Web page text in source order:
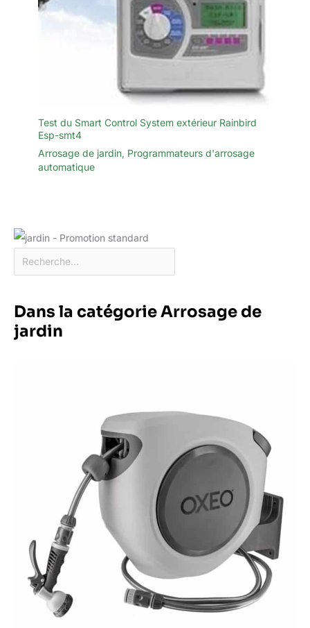
Test du Smart Control System extérieur Rainbird
Esp-smt4
Arrosage de jardin, Programmateurs d'arrosage
automatique
Dans la catégorie Arrosage de
jardin